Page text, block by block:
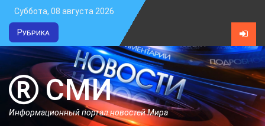
Суббота, 08 августа 2026
Рубрика
СМИ
Информационный портал новостей Мира